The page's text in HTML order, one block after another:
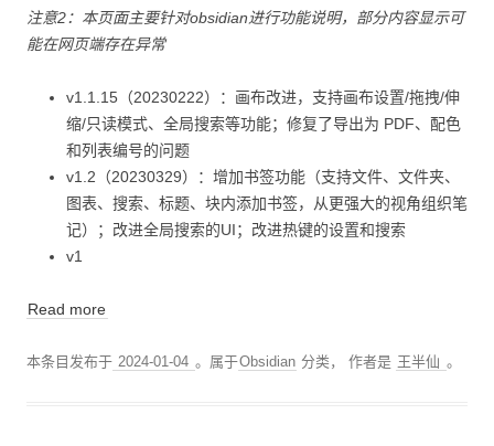
注意2：本页面主要针对obsidian进行功能说明，部分内容显示可
能在网页端存在异常
v1.1.15（20230222）：画布改进，支持画布设置/拖拽/伸
缩/只读模式、全局搜索等功能；修复了导出为 PDF、配色
和列表编号的问题
v1.2（20230329）：增加书签功能（支持文件、文件夹、
图表、搜索、标题、块内添加书签，从更强大的视角组织笔
记）；改进全局搜索的UI；改进热键的设置和搜索
v1
Read more
本条目发布于 2024-01-04 。属于Obsidian 分类，作者是 王半仙 。